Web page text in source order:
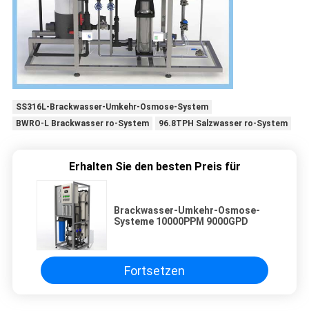
SS316L-Brackwasser-Umkehr-Osmose-System
BWRO-L Brackwasser ro-System
96.8TPH Salzwasser ro-System
Erhalten Sie den besten Preis für
Brackwasser-Umkehr-Osmose-
Systeme 10000PPM 9000GPD
Fortsetzen